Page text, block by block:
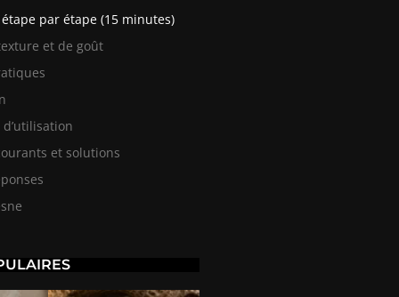
par étape (15 minutes)
et de goût
et solutions